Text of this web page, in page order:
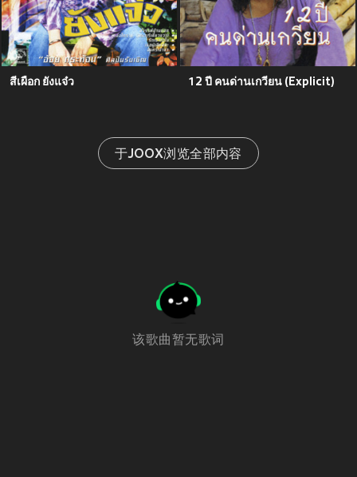
สีเผือก ยังแจ๋ว 12 ปี คนด่านเกวียน (Explicit)
于JOOX浏览全部内容
该歌曲暂无歌词